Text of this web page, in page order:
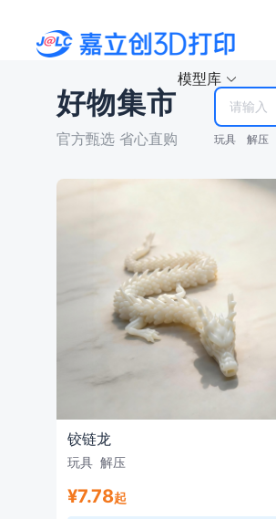
模型库
玩具与游戏 机械基础模型
好物集市
官方甄选 省心直购 玩具 解压
铰链龙
玩具 解压
¥7.78起